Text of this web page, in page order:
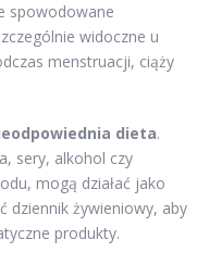
spowodowane
widoczne u
menstruacji, ciąży
dieta.
sery, alkohol czy
mogą działać jako
dziennik żywieniowy, aby
produkty.